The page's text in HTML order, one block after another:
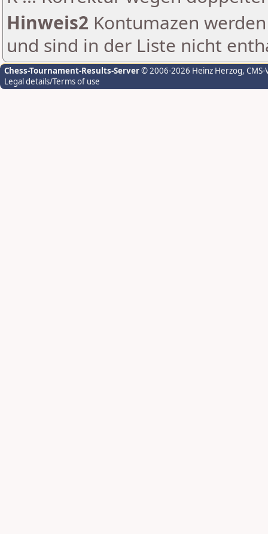
Hinweis2 Kontumazen
und sind in der Liste nicht
Chess-Tournament-Results-Server© 2006-2026 Heinz Herzog,
Legal details/Terms of use